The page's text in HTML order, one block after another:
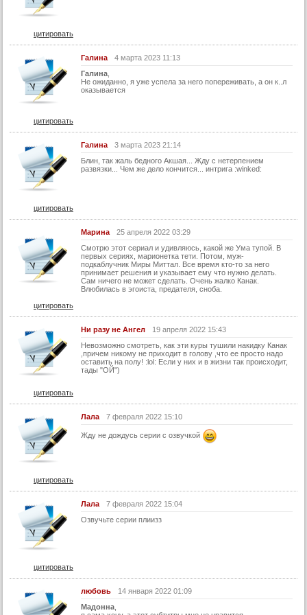
42 серия (суб)
44 серия (суб)
45 серия (суб)
46 серия (суб)
47 серия (суб)
48 серия (суб)
50 серия (суб)
51 серия (суб)
53 серия (суб)
54 серия (суб)
55 серия (суб)
56 серия (суб)
59 серия (суб)
60 серия (суб)
61 серия (суб)
62 серия (суб)
64 серия (суб)
65 серия (суб)
68 серия (суб)
69 серия (суб)
70 серия (суб)
71 серия (суб)
73 серия (суб)
цитировать
Галина
4 марта 2023 11:13
Галина
Не ожиданно, я уже успела за него попереживать, а он к..л
оказывается
цитировать
Галина
3 марта 2023 21:14
Блин, так жаль бедного Акшая... Жду с нетерпением
развязки... Чем же дело кончится... интрига :winked:
цитировать
Марина
25 апреля 2022 03:29
Смотрю этот сериал и удивляюсь, какой же Ума тупой. В
первых сериях, марионетка тети. Потом, муж-
подкаблучник Миры Миттал. Все время кто-то за него
принимает решения и указывает ему что нужно делать.
Сам ничего не может сделать. Очень жалко Канак.
Влюбилась в эгоиста, предателя, сноба.
цитировать
Ни разу не Ангел
19 апреля 2022 15:43
Невозможно смотреть, как эти куры тушили накидку Канак
,причем никому не приходит в голову ,что ее просто надо
оставить на полу! :lol: Если у них и в жизни так происходит,
тады "ОЙ")
цитировать
Лала 7 февраля 2022 15:10
Жду не дождусь серии с озвучкой
цитировать
Лала
7 февраля 2022 15:04
Озвучьте серии плиизз
цитировать
любовь
14 января 2022 01:09
Мадонна